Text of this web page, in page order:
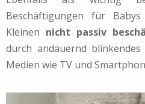
Beschäftigungen für
Kleinen nicht passiv
durch andauernd
Medien wie TV und